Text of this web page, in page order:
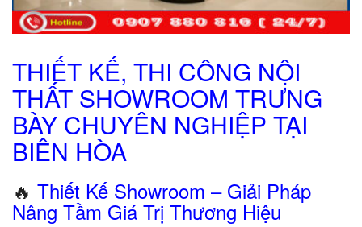
THIẾT KẾ, THI CÔNG NỘI
THẤT SHOWROOM TRƯNG
BÀY CHUYÊN NGHIỆP TẠI
BIÊN HÒA
🔥 Thiết Kế Showroom – Giải Pháp
Nâng Tầm Giá Trị Thương Hiệu